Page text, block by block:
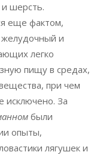
шерсть.
еще фактом,
и
легко
пищу в средах,
при чем
исключено. За
были
опыты,
лягушек и